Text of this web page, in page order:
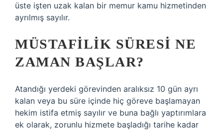
üste işten uzak kalan bir memur kamu hizmetinden
ayrılmış sayılır.
MÜSTAFILIK SÜRESI NE
ZAMAN BAŞLAR?
Atandığı yerdeki görevinden aralıksız 10 gün ayrı
kalan veya bu süre içinde hiç göreve başlamayan
hekim istifa etmiş sayılır ve buna bağlı yaptırımlara
ek olarak, zorunlu hizmete başladığı tarihe kadar